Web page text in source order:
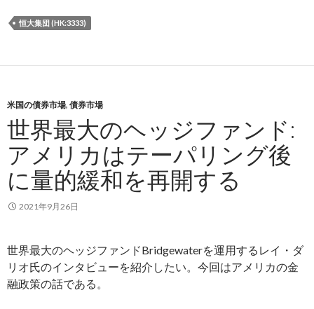
恒大集団 (HK:3333)
米国の債券市場, 債券市場
世界最大のヘッジファンド:
アメリカはテーパリング後
に量的緩和を再開する
2021年9月26日
世界最大のヘッジファンドBridgewaterを運用するレイ・ダ
リオ氏のインタビューを紹介したい。今回はアメリカの金
融政策の話である。